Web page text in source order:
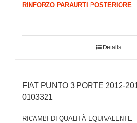
RINFORZO PARAURTI POSTERIORE
Details
FIAT PUNTO 3 PORTE 2012-
0103321
RICAMBI DI QUALITÀ EQUIVALENTE